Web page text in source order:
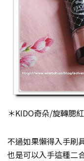
＊KIDO奇朵/旋轉腮
不過如果懶得入手刷
也是可以入手這種二